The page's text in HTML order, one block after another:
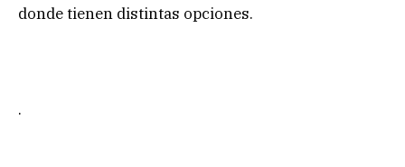
donde tienen distintas opciones.
.